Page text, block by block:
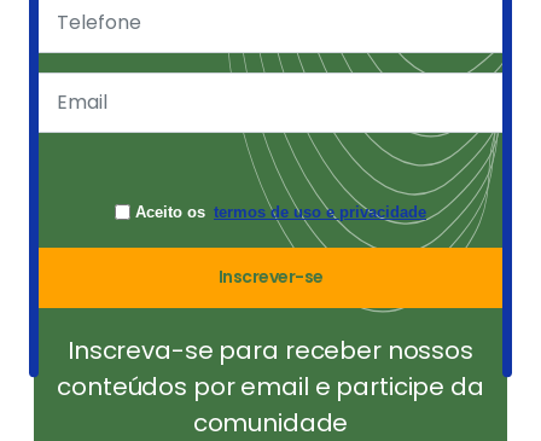
Aceito os termos de uso e privacidade
Inscrever-se
Inscreva-se para receber nossos
conteúdos por email e participe da
comunidade